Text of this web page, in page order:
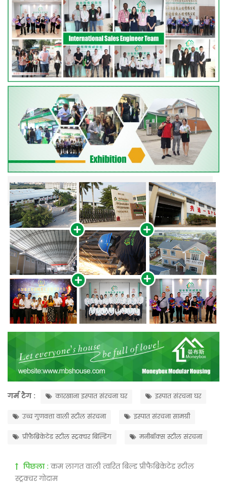
गर्म टैग : कारखाना इस्पात संरचना घर इस्पात संरचना घर
उच्च गुणवत्ता वाली स्टील संरचना इस्पात संरचना सामग्री
प्रीफ़ैब्रिकेटेड स्टील स्ट्रक्चर बिल्डिंग मनीबॉक्स स्टील संरचना
पिछला :कम लागत वाली त्वरित बिल्ड प्रीफैब्रिकेटेड स्टील
स्ट्रक्चर गोदाम